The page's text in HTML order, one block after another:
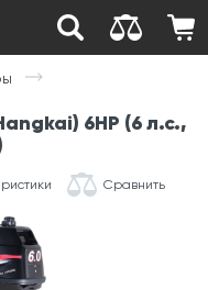
6HP (6 л.с.,
Сравнить